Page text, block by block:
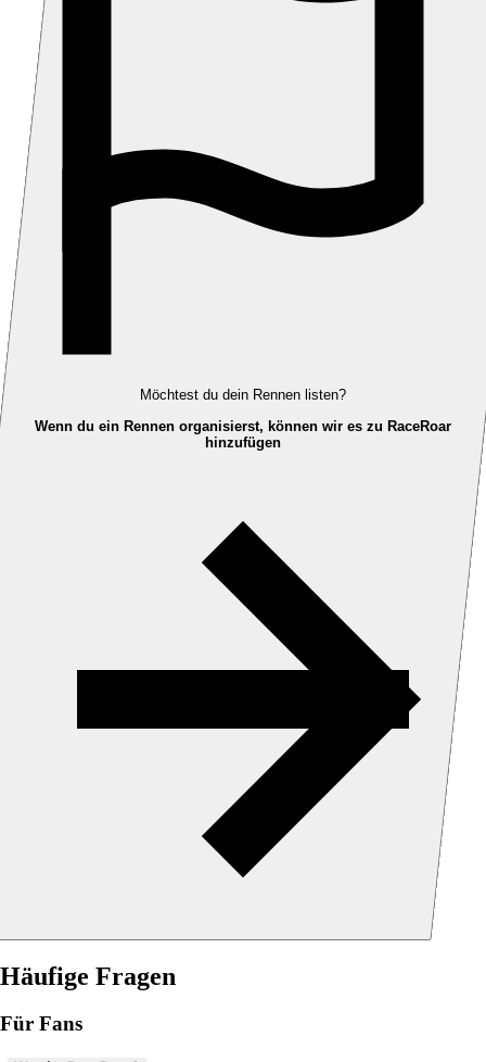
Möchtest du dein Rennen listen?
Wenn du ein Rennen organisierst, können wir es zu RaceRoar
hinzufügen
Häufige Fragen
Für Fans